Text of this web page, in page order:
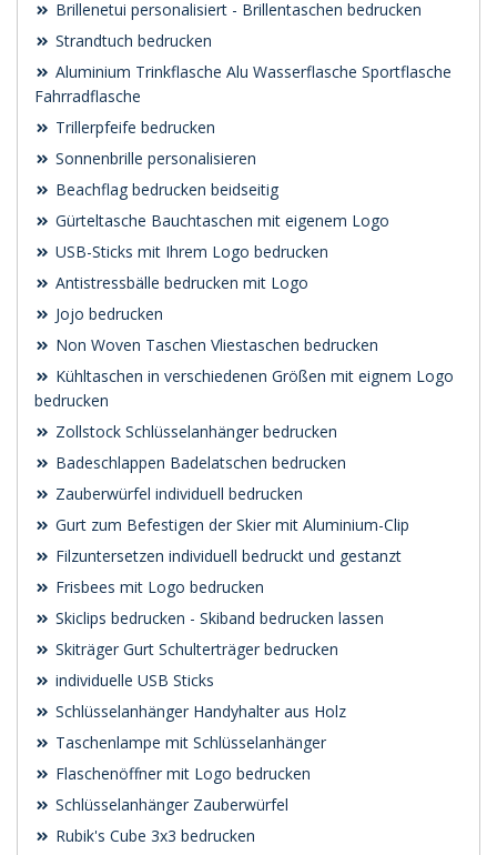
Brillenetui personalisiert - Brillentaschen bedrucken
Strandtuch bedrucken
Aluminium Trinkflasche Alu Wasserflasche Sportflasche
Fahrradflasche
Trillerpfeife bedrucken
Sonnenbrille personalisieren
Beachflag bedrucken beidseitig
Gürteltasche Bauchtaschen mit eigenem Logo
USB-Sticks mit Ihrem Logo bedrucken
Antistressbälle bedrucken mit Logo
Jojo bedrucken
Non Woven Taschen Vliestaschen bedrucken
Kühltaschen in verschiedenen Größen mit eignem Logo
bedrucken
Zollstock Schlüsselanhänger bedrucken
Badeschlappen Badelatschen bedrucken
Zauberwürfel individuell bedrucken
Gurt zum Befestigen der Skier mit Aluminium-Clip
Filzuntersetzen individuell bedruckt und gestanzt
Frisbees mit Logo bedrucken
Skiclips bedrucken - Skiband bedrucken lassen
Skiträger Gurt Schulterträger bedrucken
individuelle USB Sticks
Schlüsselanhänger Handyhalter aus Holz
Taschenlampe mit Schlüsselanhänger
Flaschenöffner mit Logo bedrucken
Schlüsselanhänger Zauberwürfel
Rubik's Cube 3x3 bedrucken